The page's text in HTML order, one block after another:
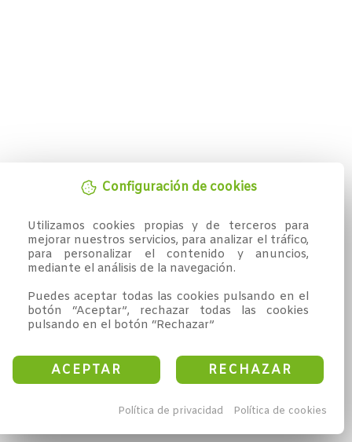
Configuración de cookies
Utilizamos cookies propias y de terceros para
mejorar nuestros servicios, para analizar el tráfico,
para personalizar el contenido y anuncios,
mediante el análisis de la navegación.
Puedes aceptar todas las cookies pulsando en el
botón “Aceptar”, rechazar todas las cookies
pulsando en el botón “Rechazar”
ACEPTAR RECHAZAR
Política de privacidad Política de cookies